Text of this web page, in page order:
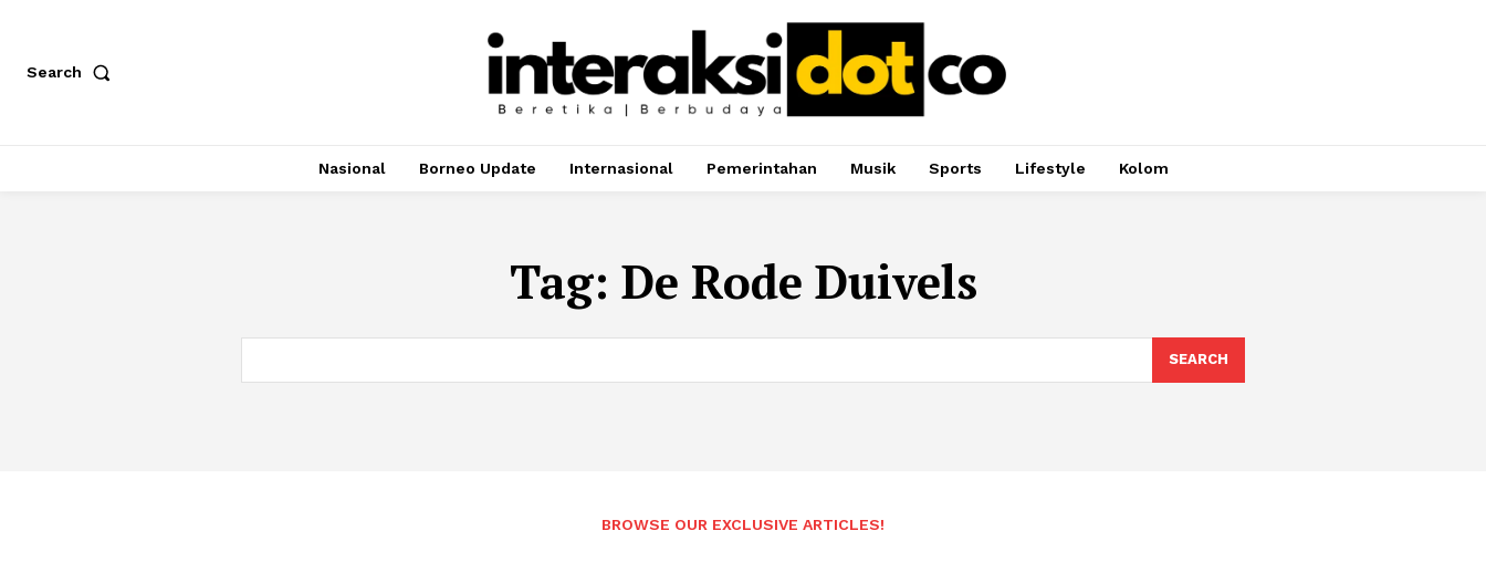
Search
Nasional Borneo Update Internasional Pemerintahan Musik Sports Lifestyle Kolom
Tag: De Rode Duivels
SEARCH
BROWSE OUR EXCLUSIVE ARTICLES!